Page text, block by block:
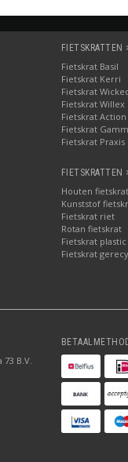
FIETSKRATTEN
Fietskrat Basil
Fietskrat Kerri
Fietskrat
Fietskrat Willex
Fietskrat Action
Fietskrat
Fietskrat Praxis
FIETSKRATTEN
Houten
Kunststof
Fietskrat riet
Rotan fietskrat
Fietskrat plastic
Fietskrat
B.V.